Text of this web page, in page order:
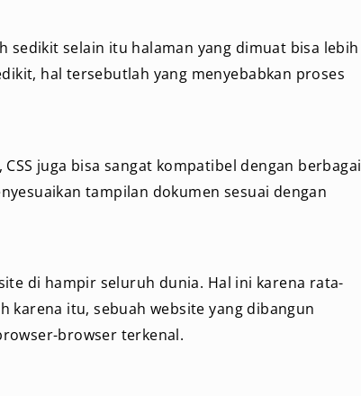
sedikit selain itu halaman yang dimuat bisa lebih
hal tersebutlah yang menyebabkan proses
juga bisa sangat kompatibel dengan berbagai
tampilan dokumen sesuai dengan
di hampir seluruh dunia. Hal ini karena rata-
karena itu, sebuah website yang dibangun
browser terkenal.